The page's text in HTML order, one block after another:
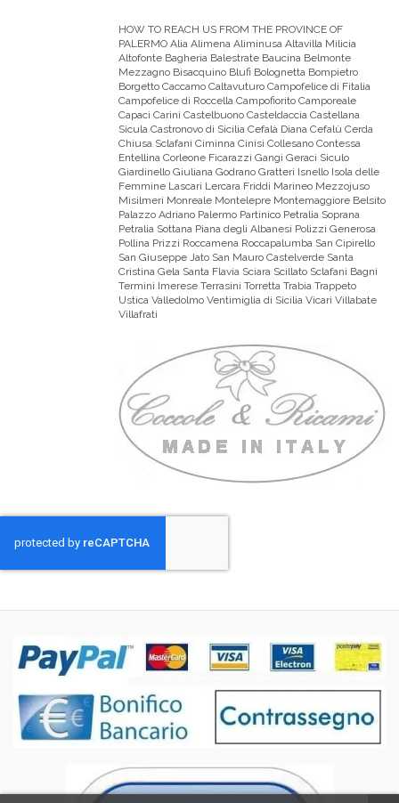
HOW TO REACH US FROM THE PROVINCE OF
PALERMO Alia Alimena Aliminusa Altavilla Milicia
Altofonte Bagheria Balestrate Baucina Belmonte
Mezzagno Bisacquino Blufi Bolognetta Bompietro
Borgetto Caccamo Caltavuturo Campofelice di Fitalia
Campofelice di Roccella Campofiorito Camporeale
Capaci Carini Castelbuono Casteldaccia Castellana
Sicula Castronovo di Sicilia Cefalà Diana Cefalù Cerda
Chiusa Sclafani Ciminna Cinisi Collesano Contessa
Entellina Corleone Ficarazzi Gangi Geraci Siculo
Giardinello Giuliana Godrano Gratteri Isnello Isola delle
Femmine Lascari Lercara Friddi Marineo Mezzojuso
Misilmeri Monreale Montelepre Montemaggiore Belsito
Palazzo Adriano Palermo Partinico Petralia Soprana
Petralia Sottana Piana degli Albanesi Polizzi Generosa
Pollina Prizzi Roccamena Roccapalumba San Cipirello
San Giuseppe Jato San Mauro Castelverde Santa
Cristina Gela Santa Flavia Sciara Scillato Sclafani Bagni
Termini Imerese Terrasini Torretta Trabia Trappeto
Ustica Valledolmo Ventimiglia di Sicilia Vicari Villabate
Villafrati